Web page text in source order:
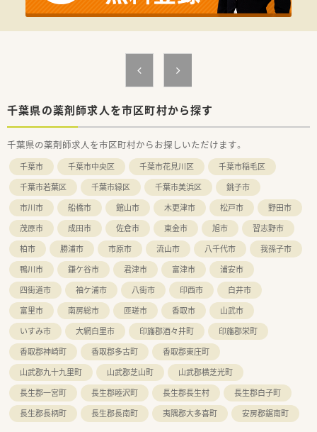
＜働き方＞
■店舗に人員を固定せず、流動的に入れ替えるシステムを導入し
ているため、仕事の仕方や人間関係が偏らず、円滑に業務が進み
増え、コミュニケーション能力もアップ！
■正社員は『専門職』と『総合職』での採用
縛られず、働けることも魅力です。（総合職は社宅もございま
す！）
やすい環境が整っています。
千葉県の薬剤師求人を市区町村から探す
千葉県の薬剤師求人を市区町村からお探しいただけます。
千葉市 千葉市中央区 千葉市花見川区
千葉市稲毛区
千葉市若葉区
千葉市緑区 千葉市美浜区
銚子市
市川市
船橋市 館山市 木更津市 松戸市
野田市
茂原市
成田市 佐倉市 東金市 旭市
習志野市
柏市
勝浦市 市原市 流山市 八千代市
我孫子市
鴨川市
鎌ケ谷市 君津市 富津市
浦安市
四街道市
袖ケ浦市 八街市 印西市
白井市
富里市
南房総市 匝瑳市 香取市
山武市
いすみ市
大網白里市 印旛郡酒々井町
印旛郡栄町
香取郡神崎町
香取郡多古町
香取郡東庄町
山武郡九十九里町
山武郡芝山町
山武郡横芝光町
長生郡一宮町
長生郡睦沢町 長生郡長生村
長生郡白子町
長生郡長柄町
長生郡長南町 夷隅郡大多喜町 安房郡鋸南町